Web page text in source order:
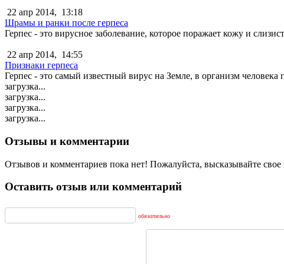
22 апр 2014, 13:18
Шрамы и ранки после герпеса
Герпес - это вирусное заболевание, которое поражает кожу и
22 апр 2014, 14:55
Признаки герпеса
Герпес - это самый известный вирус на Земле, в организм
загрузка...
загрузка...
загрузка...
загрузка...
Отзывы и комментарии
Отзывов и комментариев пока нет! Пожалуйста, высказывайте
Оставить отзыв или комментарий
обязательно